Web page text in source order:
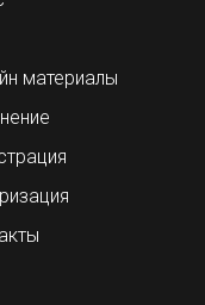
материалы